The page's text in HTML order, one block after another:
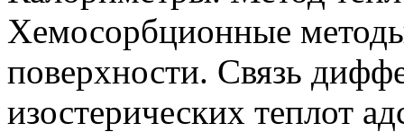
Хемосорбционные
поверхности. Связь
изостерических теплот